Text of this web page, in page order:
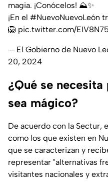
magia. ¡Conócelos! ⛰✨
¡En el #NuevoNuevoLeón
🦁 pic.twitter.com/
— El Gobierno de Nuevo
20, 2024
¿Qué se necesita
sea mágico?
De acuerdo con la Sectur,
como los que existen en
que se caracterizan y
representar "alternativas
visitantes nacionales y